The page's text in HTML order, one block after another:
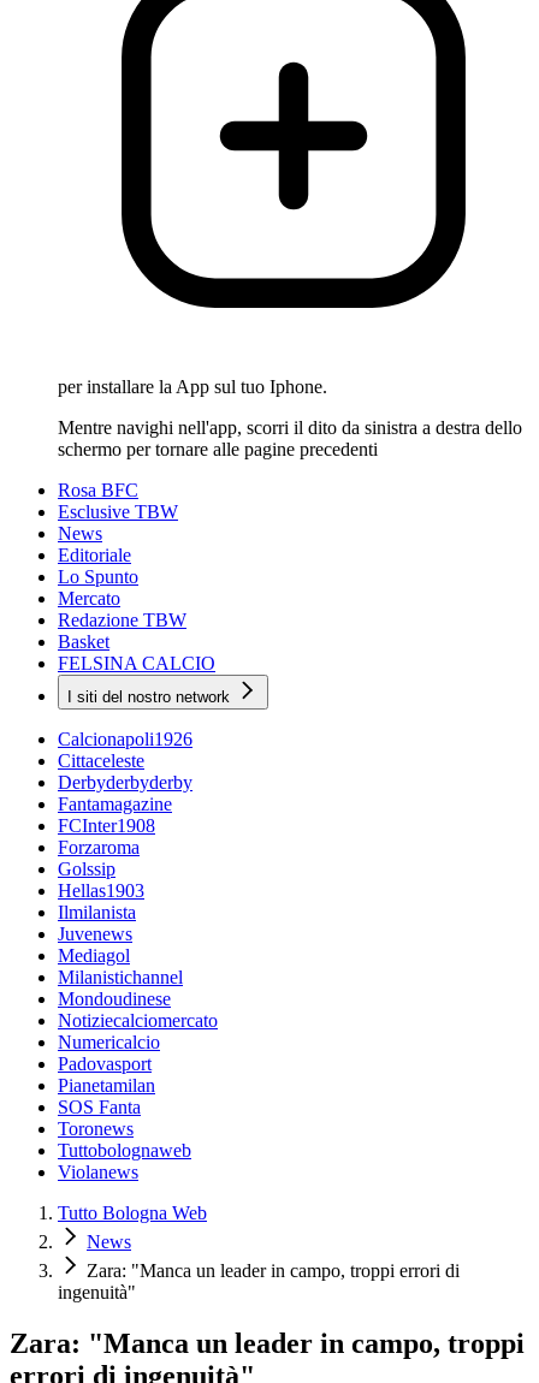
per installare la App sul tuo Iphone.
Mentre navighi nell'app, scorri il dito da sinistra a destra dello
schermo per tornare alle pagine precedenti
Rosa BFC
Esclusive TBW
News
Editoriale
Lo Spunto
Mercato
Redazione TBW
Basket
FELSINA CALCIO
I siti del nostro network
Calcionapoli1926
Cittaceleste
Derbyderbyderby
Fantamagazine
FCInter1908
Forzaroma
Golssip
Hellas1903
Ilmilanista
Juvenews
Mediagol
Milanistichannel
Mondoudinese
Notiziecalciomercato
Numericalcio
Padovasport
Pianetamilan
SOS Fanta
Toronews
Tuttobolognaweb
Violanews
Tutto Bologna Web
News
Zara: "Manca un leader in campo, troppi errori di
ingenuità"
Zara: "Manca un leader in campo, troppi
errori di ingenuità"